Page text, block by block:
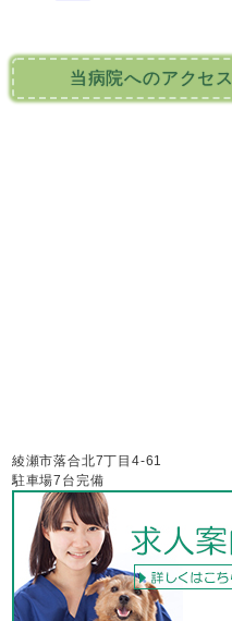
当病院へのアクセス
綾瀬市落合北7丁目4-61
駐車場7台完備